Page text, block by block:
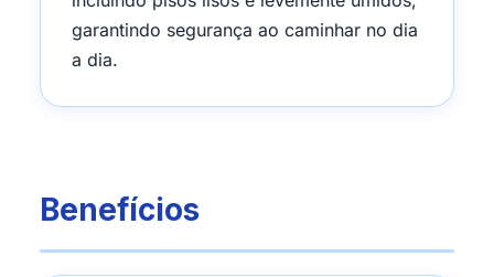
garantindo segurança ao caminhar no dia
a dia.
Benefícios